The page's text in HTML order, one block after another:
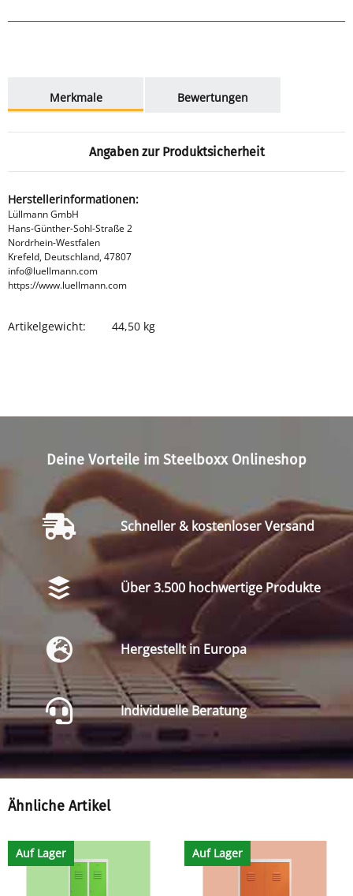
Merkmale
Bewertungen
Angaben zur Produktsicherheit
Herstellerinformationen:
Lüllmann GmbH
Hans-Günther-Sohl-Straße 2
Nordrhein-Westfalen
Krefeld, Deutschland, 47807
info@luellmann.com
https://www.luellmann.com
Produkteigenschaft
Wert
Artikelgewicht: 44,50 kg
Deine Vorteile im Steelboxx Onlineshop
Schneller & kostenloser Versand
Über 3.500 hochwertige Produkte
Hergestellt in Europa
Individuelle Beratung
Ähnliche Artikel
Auf Lager Auf Lager